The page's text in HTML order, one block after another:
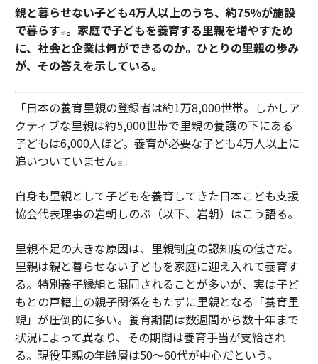
親と暮らせない子ども4万人以上のうち、約75％が施設
で暮らす※。家庭で子どもを養育する里親を増やすため
に、社会と企業は何ができるのか。ひとりの里親の歩み
が、その答えを示している。
「日本の養育里親の登録者は約1万8,000世帯。しかしア
クティブな里親は約5,000世帯で里親の養護の下にある
子どもは6,000人ほど。養育が必要な子ども4万人以上に
追いついていません※ 」
自身も里親として子どもを養育してきた日本こども支援
協会代表理事の岩朝しのぶ（以下、岩朝）はこう語る。
里親不足の大きな原因は、里親制度の認知度の低さだ。
里親は親と暮らせない子どもを家庭に迎え入れて養育す
る。特別養子縁組と混同されることが多いが、実は子ど
もとの戸籍上の親子関係をもたずに里親となる「養育里
親」が圧倒的に多い。養育期間は数週間から数十年まで
状況によって異なり、その期間は養育手当が支給され
る。現役里親の年齢層は50～60代が中心だという。